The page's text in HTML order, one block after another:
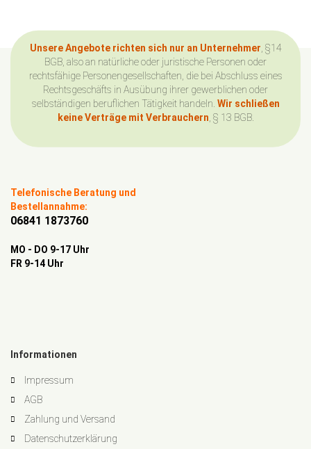
Unsere Angebote richten sich nur an Unternehmer , §14
BGB, also an natürliche oder juristische Personen oder
rechtsfähige Personengesellschaften, die bei Abschluss eines
Rechtsgeschäfts in Ausübung ihrer gewerblichen oder
selbständigen beruflichen Tätigkeit handeln. Wir schließen
keine Verträge mit Verbrauchern , § 13 BGB.
Telefonische Beratung und
Bestellannahme:
06841 1873760
MO - DO 9-17 Uhr
FR 9-14 Uhr
Informationen
Impressum
AGB
Zahlung und Versand
Datenschutzerklärung